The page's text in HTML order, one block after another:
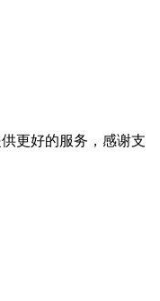
更好的服务，感谢支